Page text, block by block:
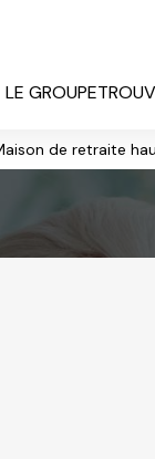
LE GROUPE
de retraite